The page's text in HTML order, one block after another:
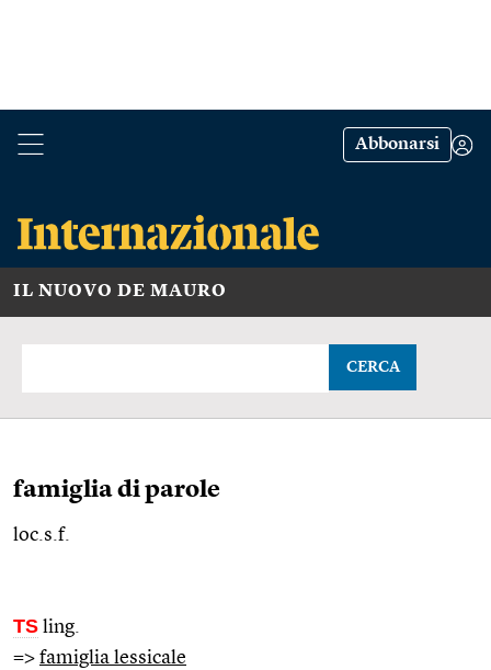
Abbonarsi
IL NUOVO DE MAURO
CERCA
famiglia di parole
loc.s.f.
TS ling.
=> famiglia lessicale